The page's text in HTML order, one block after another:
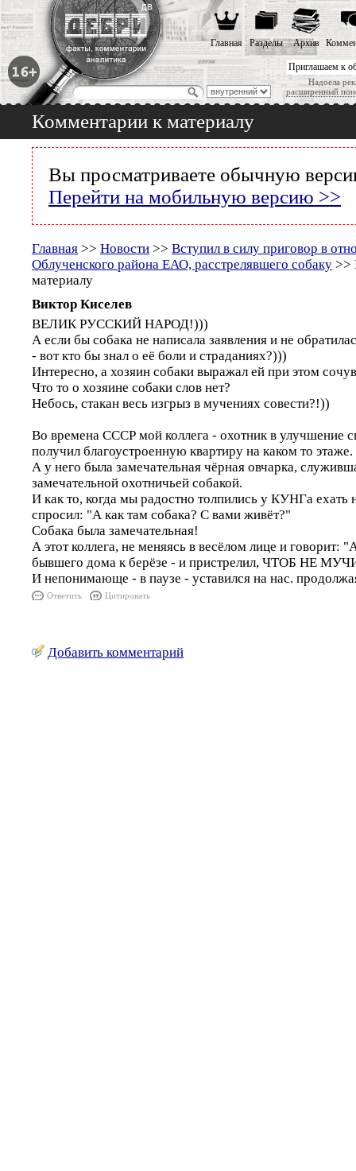
Приглашаем к
Надоела
расширенный
Главная Разделы Архив
Комментарии к материалу
Вы просматриваете обычную
Перейти на мобильную версию >>
Главная >> Новости >> Вступил в силу приговор в
Облученского района ЕАО, расстрелявшего собаку >>
материалу
Виктор Киселев
ВЕЛИК РУССКИЙ НАРОД!)))
А если бы собака не написала заявления и не
- вот кто бы знал о её боли и страданиях?)))
Интересно, а хозяин собаки выражал ей при этом
Что то о хозяине собаки слов нет?
Небось, стакан весь изгрыз в мучениях совести?!))
Во времена СССР мой коллега - охотник в улучшение
получил благоустроенную квартиру на каком то этаже.
А у него была замечательная чёрная овчарка,
замечательной охотничьей собакой.
И как то, когда мы радостно толпились у КУНГа ехать
спросил: "А как там собака? С вами живёт?"
Собака была замечательная!
А этот коллега, не меняясь в весёлом лице и говорит:
бывшего дома к берёзе - и пристрелил, ЧТОБ НЕ
И непонимающе - в паузе - уставился на нас.
Ответить Цитировать
Добавить комментарий